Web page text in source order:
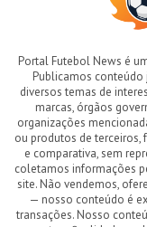
Portal Futebol News é
Publicamos
diversos temas de
marcas, órgãos
organizações
ou produtos de
e comparativa, sem
coletamos informações
site. Não vendemos,
— nosso conteúdo é
transações. Nosso